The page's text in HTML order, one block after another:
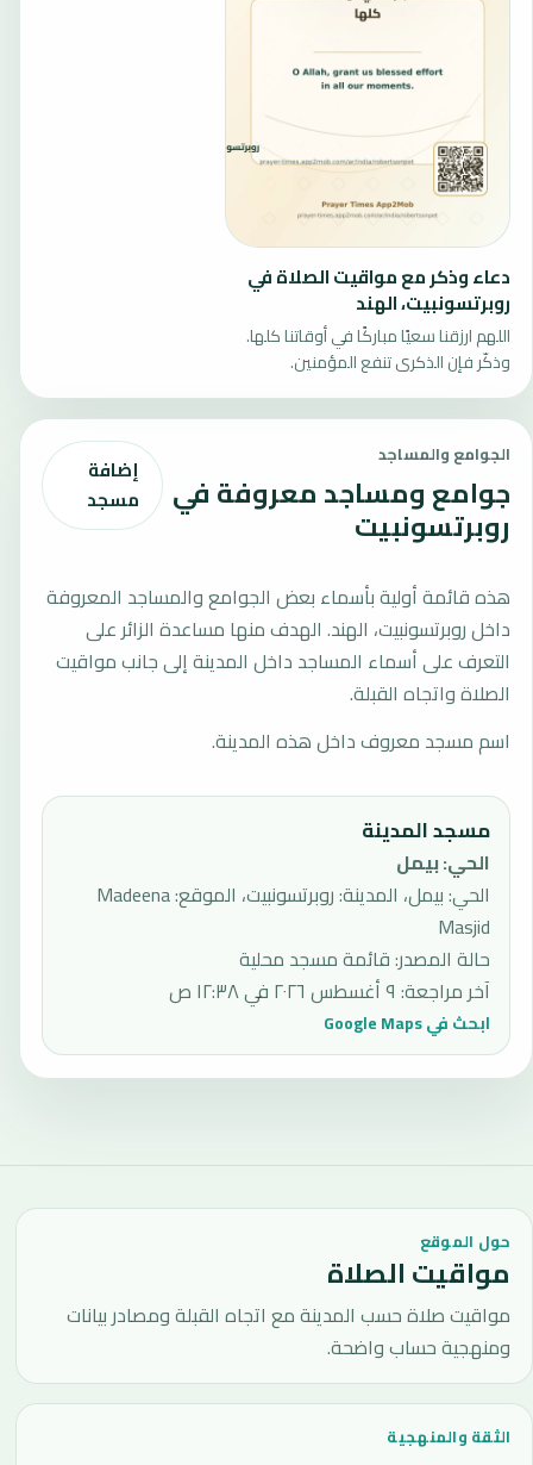
دعاء وذكر مع مواقيت الصلاة في
روبرتسونبيت، الهند
اللهم ارزقنا سعيًا مباركًا في أوقاتنا كلها.
وذكّر فإن الذكرى تنفع المؤمنين.
الجوامع والمساجد
جوامع ومساجد معروفة في
روبرتسونبيت
إضافة
مسجد
هذه قائمة أولية بأسماء بعض الجوامع والمساجد المعروفة
داخل روبرتسونبيت، الهند. الهدف منها مساعدة الزائر على
التعرف على أسماء المساجد داخل المدينة إلى جانب مواقيت
الصلاة واتجاه القبلة.
اسم مسجد معروف داخل هذه المدينة.
مسجد المدينة
الحي:بيمل
الحي: بيمل، المدينة: روبرتسونبيت، الموقع: Madeena
Masjid
حالة المصدر:قائمة مسجد محلية
آخر مراجعة: ٩ أغسطس ٢٠٢٦ في ١٢:٣٨ ص
ابحث في Google Maps
حول الموقع
مواقيت الصلاة
مواقيت صلاة حسب المدينة مع اتجاه القبلة ومصادر بيانات
ومنهجية حساب واضحة.
الثقة والمنهجية